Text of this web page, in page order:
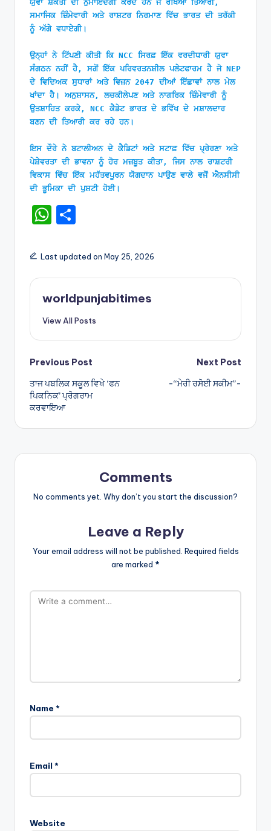
ਯੁਵਾ ਸ਼ਕਤੀ ਦੀ ਨੁਮਾਇੰਦਗੀ ਕਰਦੇ ਹਨ ਜੋ ਰੱਖਿਆ ਤਿਆਰੀ,
ਸਮਾਜਿਕ ਜ਼ਿੰਮੇਵਾਰੀ ਅਤੇ ਰਾਸ਼ਟਰ ਨਿਰਮਾਣ ਵਿੱਚ ਭਾਰਤ ਦੀ ਤਰੱਕੀ
ਨੂੰ ਅੱਗੇ ਵਧਾਏਗੀ।
ਉਨ੍ਹਾਂ ਨੇ ਟਿੱਪਣੀ ਕੀਤੀ ਕਿ NCC ਸਿਰਫ਼ ਇੱਕ ਵਰਦੀਧਾਰੀ ਯੁਵਾ
ਸੰਗਠਨ ਨਹੀਂ ਹੈ, ਸਗੋਂ ਇੱਕ ਪਰਿਵਰਤਨਸ਼ੀਲ ਪਲੇਟਫਾਰਮ ਹੈ ਜੋ NEP
ਦੇ ਵਿਦਿਅਕ ਸੁਧਾਰਾਂ ਅਤੇ ਵਿਜ਼ਨ 2047 ਦੀਆਂ ਇੱਛਾਵਾਂ ਨਾਲ ਮੇਲ
ਖਾਂਦਾ ਹੈ। ਅਨੁਸ਼ਾਸਨ, ਲਚਕੀਲੇਪਣ ਅਤੇ ਨਾਗਰਿਕ ਜ਼ਿੰਮੇਵਾਰੀ ਨੂੰ
ਉਤਸ਼ਾਹਿਤ ਕਰਕੇ, NCC ਕੈਡੇਟ ਭਾਰਤ ਦੇ ਭਵਿੱਖ ਦੇ ਮਸ਼ਾਲਦਾਰ
ਬਣਨ ਦੀ ਤਿਆਰੀ ਕਰ ਰਹੇ ਹਨ।
ਇਸ ਦੌਰੇ ਨੇ ਬਟਾਲੀਅਨ ਦੇ ਕੈਡਿਟਾਂ ਅਤੇ ਸਟਾਫ਼ ਵਿੱਚ ਪ੍ਰੇਰਣਾ ਅਤੇ
ਪੇਸ਼ੇਵਰਤਾ ਦੀ ਭਾਵਨਾ ਨੂੰ ਹੋਰ ਮਜ਼ਬੂਤ ​​ਕੀਤਾ, ਜਿਸ ਨਾਲ ਰਾਸ਼ਟਰੀ
ਵਿਕਾਸ ਵਿੱਚ ਇੱਕ ਮਹੱਤਵਪੂਰਨ ਯੋਗਦਾਨ ਪਾਉਣ ਵਾਲੇ ਵਜੋਂ ਐਨਸੀਸੀ
ਦੀ ਭੂਮਿਕਾ ਦੀ ਪੁਸ਼ਟੀ ਹੋਈ।
W
a
ts
A
p
ar
e
Last updated on May 25, 2026
worldpunjabitimes
View All Posts
Post
navigation
Previous Post
ਤਾਜ ਪਬਲਿਕ ਸਕੂਲ ਵਿਖੇ ‘ਫਨ
ਪਿਕਨਿਕֹ’ ਪ੍ਰੋਗਰਾਮ
ਕਰਵਾਇਆ
Next Post
-“ਮੇਰੀ ਰਸੋਈ ਸਕੀਮ”-
Comments
No comments yet. Why don’t you start the discussion?
Leave a Reply
Your email address will not be published. Required fields
are marked *
Name *
Email *
Website